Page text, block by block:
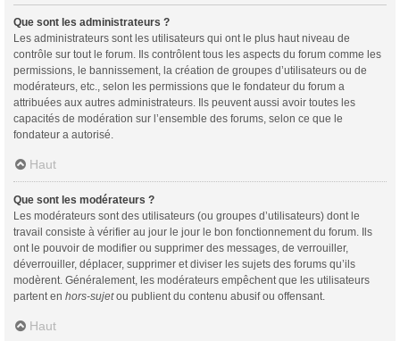
Que sont les administrateurs ?
Les administrateurs sont les utilisateurs qui ont le plus haut niveau de
contrôle sur tout le forum. Ils contrôlent tous les aspects du forum comme les
permissions, le bannissement, la création de groupes d’utilisateurs ou de
modérateurs, etc., selon les permissions que le fondateur du forum a
attribuées aux autres administrateurs. Ils peuvent aussi avoir toutes les
capacités de modération sur l’ensemble des forums, selon ce que le
fondateur a autorisé.
Haut
Que sont les modérateurs ?
Les modérateurs sont des utilisateurs (ou groupes d’utilisateurs) dont le
travail consiste à vérifier au jour le jour le bon fonctionnement du forum. Ils
ont le pouvoir de modifier ou supprimer des messages, de verrouiller,
déverrouiller, déplacer, supprimer et diviser les sujets des forums qu’ils
modèrent. Généralement, les modérateurs empêchent que les utilisateurs
partent en hors-sujetou publient du contenu abusif ou offensant.
Haut